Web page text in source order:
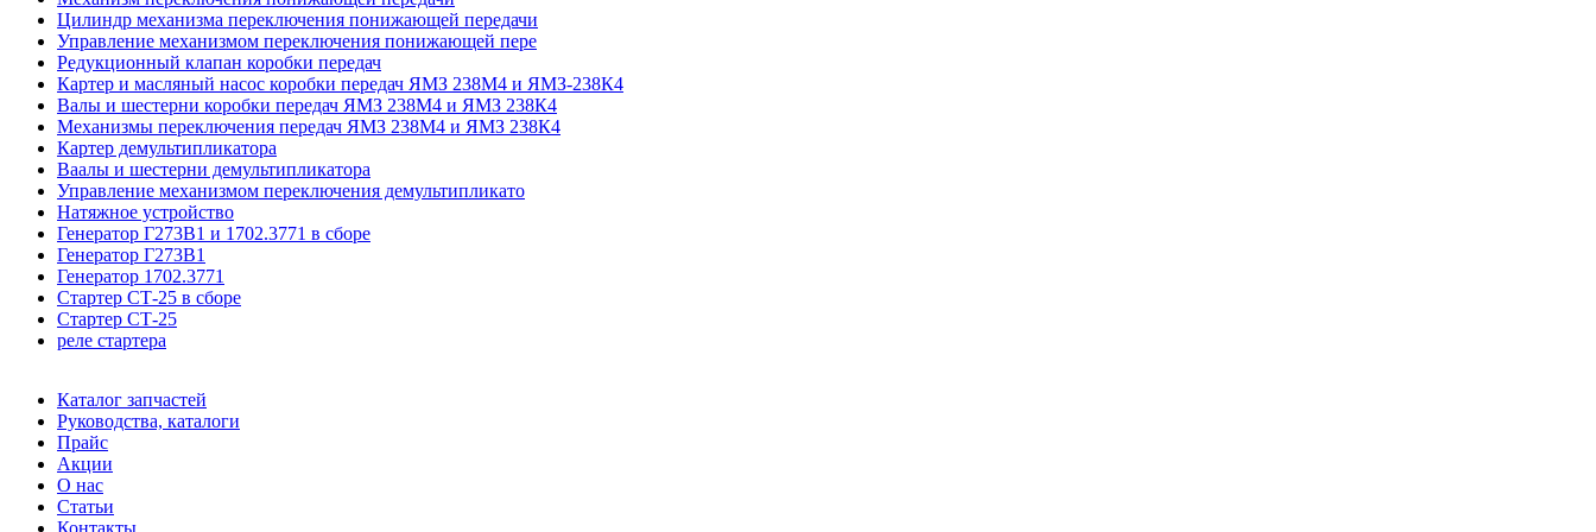
Цилиндр механизма переключения понижающей передачи
Управление механизмом переключения понижающей пере
Редукционный клапан коробки передач
Картер и масляный насос коробки передач ЯМЗ 238М4 и ЯМЗ-238К4
Валы и шестерни коробки передач ЯМЗ 238М4 и ЯМЗ 238К4
Механизмы переключения передач ЯМЗ 238М4 и ЯМЗ 238К4
Картер демультипликатора
Ваалы и шестерни демультипликатора
Управление механизмом переключения демультипликато
Натяжное устройство
Генератор Г273В1 и 1702.3771 в сборе
Генератор Г273В1
Генератор 1702.3771
Стартер СТ-25 в сборе
Стартер СТ-25
реле стартера
Каталог запчастей
Руководства, каталоги
Прайс
Акции
О нас
Статьи
Контакты